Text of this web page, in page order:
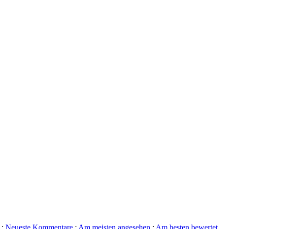
: Neueste Kommentare : Am meisten angesehen : Am besten bewertet